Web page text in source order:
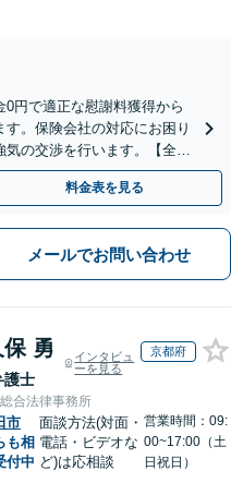
0円で適正な慰謝料獲得から
。保険会社の対応にお困り
の交渉を行います。【全国
料金表を見る
メールでお問い合わせ
勇
護士
インタビュ
ーを見る
京都府
合法律事務所
市
も相
付中
面談方法(対面・
電話・ビデオな
ど)は応相談
営業時間：09:
00~17:00（土
日祝日）